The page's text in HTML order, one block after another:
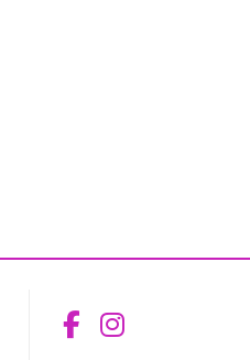
Aceder ao
Aceder